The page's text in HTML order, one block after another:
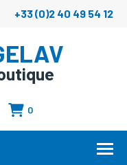
+33 (0)2 40 49 54 12
0